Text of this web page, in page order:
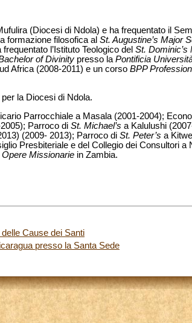
(Diocesi di Ndola) e ha frequentato il
formazione filosofica al St. Augustine’s Major
l’Istituto Teologico del St. Dominic’s
of Divinity presso laPontificia
Africa (2008-2011) e un corso BPP
la Diocesi di Ndola.
Parrocchiale a Masala (2001-2004);
Parroco di St. Michael’s a Kalulushi
(2009- 2013); Parroco di St. Peter’s a
Presbiteriale e del Collegio dei Consultori a
Missionarie in Zambia.
Cause dei Santi
presso la Santa Sede